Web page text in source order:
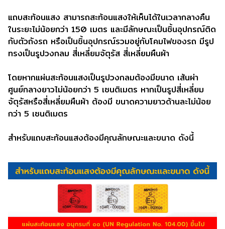
แถบสะท้อนแสง สามารถสะท้อนแสงให้เห็นได้ในเวลากลางคืน
ในระยะไม่น้อยกว่า 150 เมตร และมีลักษณะเป็นชิ้นอุปกรณ์ติด
กับตัวถังรถ หรือเป็นชิ้นอุปกรณ์รวมอยู่กับโคมไฟของรถ มีรูป
ทรงเป็นรูปวงกลม สี่เหลี่ยมจัตุรัส สี่เหลี่ยมผืนผ้า
โดยหากแผ่นสะท้อนแสงเป็นรูปวงกลมต้องมีขนาด เส้นผ่า
ศูนย์กลางยาวไม่น้อยกว่า 5 เซนติเมตร หากเป็นรูปสี่เหลี่ยม
จัตุรัสหรือสี่เหลี่ยมผืนผ้า ต้องมี ขนาดความยาวด้านละไม่น้อย
กว่า 5 เซนติเมตร
สำหรับแถบสะท้อนแสงต้องมีคุณลักษณะและขนาด ดังนี้